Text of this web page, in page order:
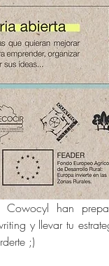
Cowocyl han
y llevar tu
;)